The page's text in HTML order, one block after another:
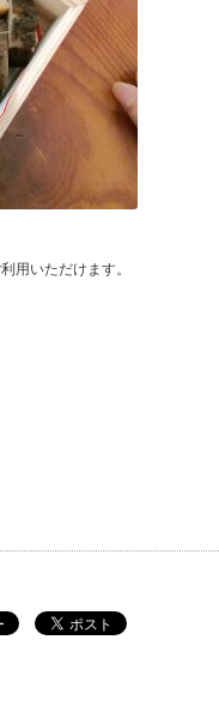
用いただけます。